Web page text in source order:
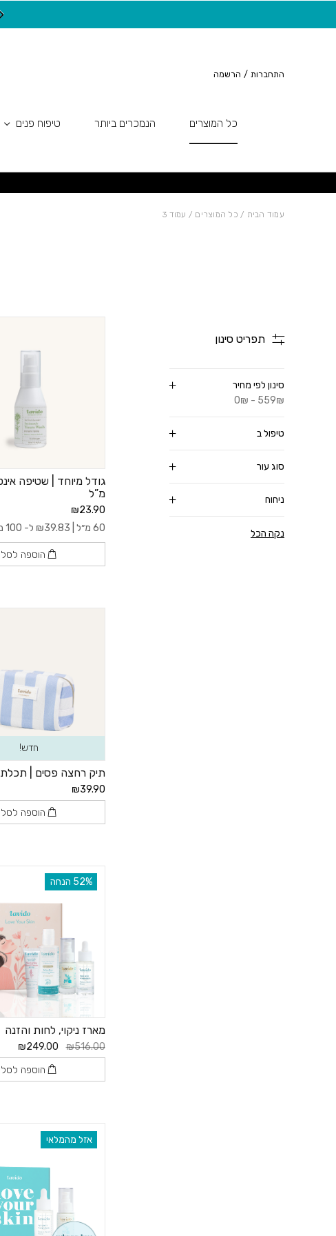
התחברות / הרשמה
כל המוצרים הנמכרים ביותר טיפוח פנים
עמוד הבית / כל המוצרים / עמוד 3
תפריט סינון
סינון לפי מחיר
0₪ - 559₪
טיפול ב
סוג עור
ניחוח
נקה הכל
מ”ל
₪23.90
60 מ״ל |
₪39.83 ל- 100 מ"ל
הוספה לסל
חדש!
תיק רחצה פסים | תכלת
₪39.90
הוספה לסל
‫52% הנחה
מארז ניקוי, לחות והזנה
₪516.00
₪249.00
הוספה לסל
אזל מהמלאי